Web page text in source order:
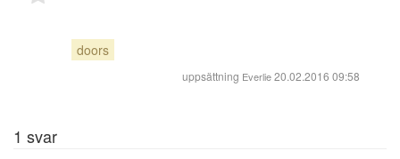
doors
uppsättning Everlie20.02.2016 09:58
1 svar